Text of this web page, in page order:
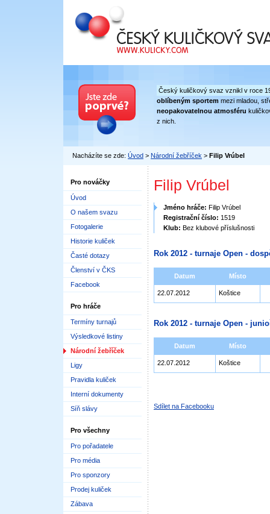
Český kuličkový svaz
Český kuličkový svaz vznikl v roce
oblíbeným sportem mezi mladou,
neopakovatelnou atmosféru
z nich.
Nacházíte se zde: Úvod > Národní žebříček > Filip Vrúbel
Pro nováčky
Úvod
O našem svazu
Fotogalerie
Historie kuliček
Časté dotazy
Členství v ČKS
Facebook
Pro hráče
Termíny turnajů
Výsledkové listiny
Národní žebříček
Ligy
Pravidla kuliček
Interní dokumenty
Síň slávy
Pro všechny
Pro pořadatele
Pro média
Pro sponzory
Prodej kuliček
Zábava
Filip Vrúbel
Jméno hráče: Filip Vrúbel
Registrační číslo: 1519
Klub: Bez klubové příslušnosti
Rok 2012 - turnaje Open -
Datum Místo
22.07.2012 Koštice
Rok 2012 - turnaje Open -
Datum Místo
22.07.2012 Koštice
Sdílet na Facebooku